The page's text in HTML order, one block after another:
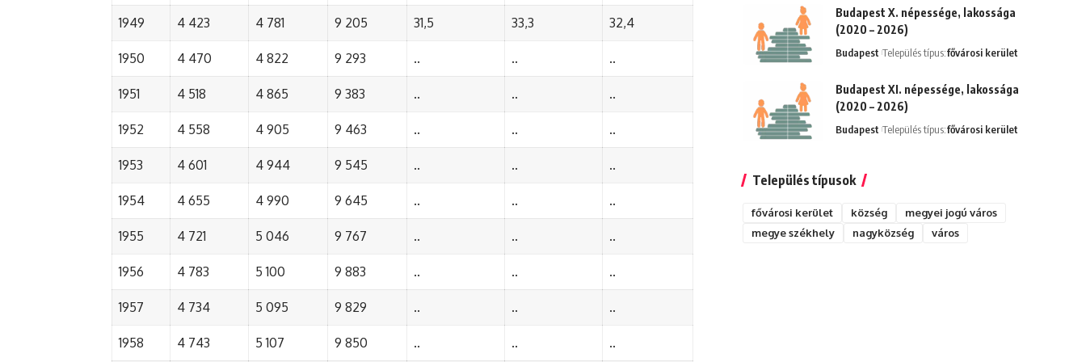
1949 4 423 4 781 9 205 31,5 33,3 32,4
1950 4 470 4 822 9 293 .. .. ..
1951 4 518 4 865 9 383 .. .. ..
1952 4 558 4 905 9 463 .. .. ..
1953 4 601 4 944 9 545 .. .. ..
1954 4 655 4 990 9 645 .. .. ..
1955 4 721 5 046 9 767 .. .. ..
1956 4 783 5 100 9 883 .. .. ..
1957 4 734 5 095 9 829 .. .. ..
1958 4 743 5 107 9 850 .. .. ..
Budapest X. népessége, lakossága
(2020 – 2026)
Budapest Település típus:fővárosi kerület
Budapest XI. népessége, lakossága
(2020 – 2026)
Budapest Település típus:fővárosi kerület
Település típusok
fővárosi kerület község
megyei jogú város
megye székhely
nagyközség város